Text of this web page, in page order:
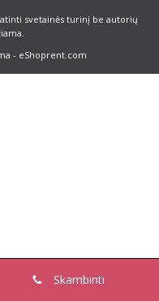
svetainės turinį be autorių
- eShoprent.com
Skambinti